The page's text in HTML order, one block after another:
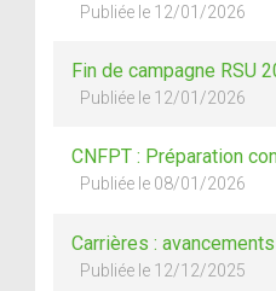
Publiée le 12/01/2026
Fin de campagne RSU
Publiée le 12/01/2026
CNFPT : Préparation
Publiée le 08/01/2026
Carrières :
Publiée le 12/12/2025